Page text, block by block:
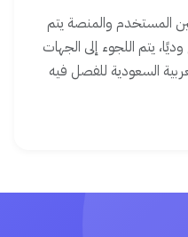
المستخدم والمنصة يتم
وديًا، يتم اللجوء إلى الجهات
السعودية للفصل فيه